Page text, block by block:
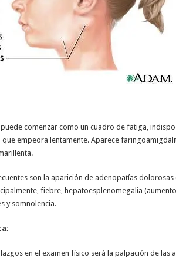
comenzar como un cuadro de fatiga,
empeora lentamente. Aparece
son la aparición de adenopatías dolorosas
fiebre, hepatoesplenomegalia
y somnolencia.
en el examen físico será la palpación de las